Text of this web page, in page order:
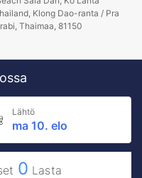
Klong Dao-ranta / Pra
Thaimaa, 81150
Lähtö
ma 10. elo
0 Lasta